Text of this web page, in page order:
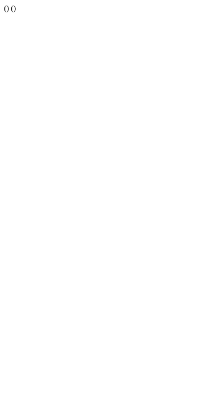
() ()